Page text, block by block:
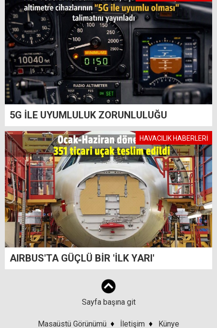
5G İLE UYUMLULUK ZORUNLULUĞU
HAVACILIK HABERLERİ
AIRBUS'TA GÜÇLÜ BİR 'İLK YARI'
Sayfa başına git
Masaüstü Görünümü ♦ İletişim ♦ Künye